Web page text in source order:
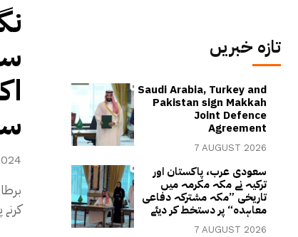
تازہ خبریں
Saudi Arabia, Turkey and
Pakistan sign Makkah
Joint Defence
Agreement
7 AUGUST 2026
سعودی عرب، پاکستان اور
ترکیہ نے مکہ مکرمہ میں
تاریخی ”مکہ مشترکہ دفاعی
معاہدہ“ پر دستخط کر دیئے
7 AUGUST 2026